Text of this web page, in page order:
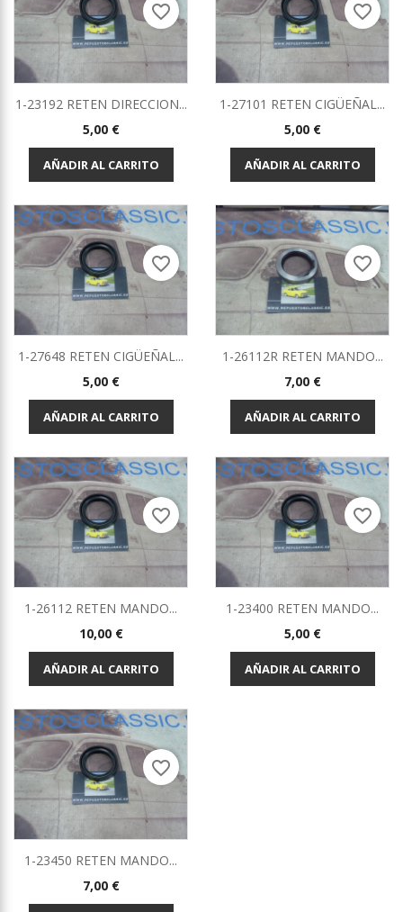
1-23192 RETEN DIRECCION...
Precio
5,00 €
AÑADIR AL CARRITO
favorite_border
1-27101 RETEN CIGÜEÑAL...
Precio
5,00 €
AÑADIR AL CARRITO
favorite_border
1-27648 RETEN CIGÜEÑAL...
Precio
5,00 €
AÑADIR AL CARRITO
favorite_border
1-26112R RETEN MANDO...
Precio
7,00 €
AÑADIR AL CARRITO
favorite_border
1-26112 RETEN MANDO...
Precio
10,00 €
AÑADIR AL CARRITO
favorite_border
1-23400 RETEN MANDO...
Precio
5,00 €
AÑADIR AL CARRITO
favorite_border
1-23450 RETEN MANDO...
Precio
7,00 €
favorite_border